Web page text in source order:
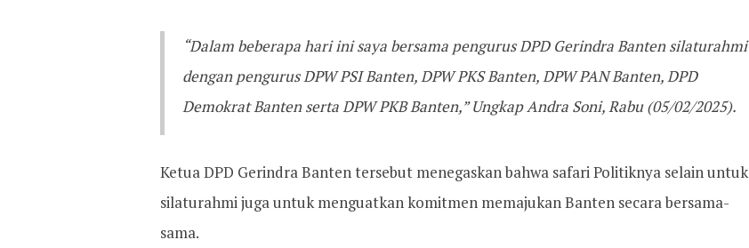
“Dalam beberapa hari ini saya bersama pengurus DPD Gerindra Banten silaturahmi
dengan pengurus DPW PSI Banten, DPW PKS Banten, DPW PAN Banten, DPD
Demokrat Banten serta DPW PKB Banten,” Ungkap Andra Soni, Rabu (05/02/2025).
Ketua DPD Gerindra Banten tersebut menegaskan bahwa safari Politiknya selain untuk
silaturahmi juga untuk menguatkan komitmen memajukan Banten secara bersama-
sama.